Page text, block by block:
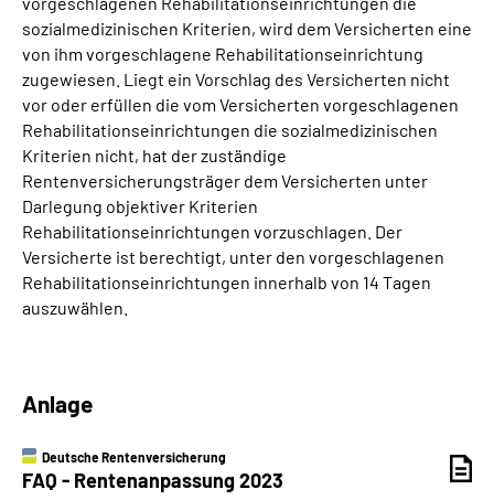
sozialmedizinischen Kriterien, wird dem Versicherten eine
von ihm vorgeschlagene Rehabilitationseinrichtung
zugewiesen. Liegt ein Vorschlag des Versicherten nicht
vor oder erfüllen die vom Versicherten vorgeschlagenen
Rehabilitationseinrichtungen die sozialmedizinischen
Kriterien nicht, hat der zuständige
Rentenversicherungsträger dem Versicherten unter
Darlegung objektiver Kriterien
Rehabilitationseinrichtungen vorzuschlagen. Der
Versicherte ist berechtigt, unter den vorgeschlagenen
Rehabilitationseinrichtungen innerhalb von 14 Tagen
auszuwählen.
Anlage
Deutsche Rentenversicherung
FAQ - Rentenanpassung 2023